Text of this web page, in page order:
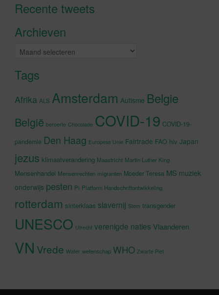
Recente tweetsKlik om marketing cookies te
Archieven
Archieven
Tags
Afrika ALS Amsterdam Autisme Belgie
België beroerte Chocolade COVID-19 COVID-19-
pandemie Den Haag Europese Unie Fairtrade FAO hiv Japan
jezus klimaatverandering Maastricht Martin Luther King
Mensenhandel Mensenrechten migranten Moeder Teresa MS muziek
onderwijs pesten Pi Platform Handschriftontwikkeling
rotterdam sinterklaas slavernij Stem transgender
UNESCO Utrecht verenigde naties Vlaanderen
VN Vrede Water wetenschap WHO Zwarte Piet